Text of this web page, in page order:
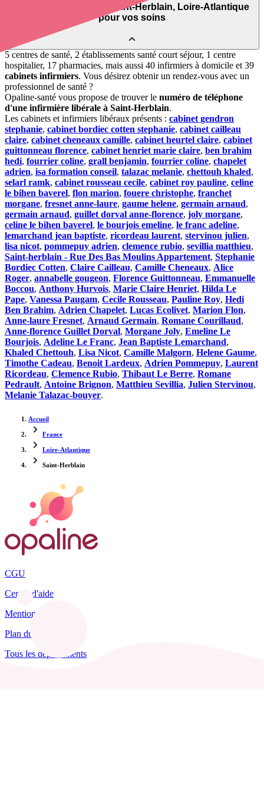
Trouver un cabinet à Saint-Herblain, Loire-Atlantique
pour vos soins
5 centres de santé, 2 établissements santé court séjour, 1 centre
hospitalier, 17 pharmacies, mais aussi 40 infirmiers à domicile et 39
cabinets infirmiers. Vous désirez obtenir un rendez-vous avec un
professionnel de santé ?
Opaline-santé vous propose de trouver le numéro de téléphone
d'une infirmière libérale à Saint-Herblain.
Les cabinets et infirmiers libéraux présents : cabinet gendron
stephanie, cabinet bordiec cotten stephanie, cabinet cailleau
claire, cabinet cheneaux camille, cabinet heurtel claire, cabinet
guittonneau florence, cabinet henriet marie claire, ben brahim
hedi, fourrier coline, grall benjamin, fourrier coline, chapelet
adrien, isa formation conseil, talazac melanie, chettouh khaled,
selarl ramk, cabinet rousseau cecile, cabinet roy pauline, celine
le bihen baverel, flon marion, fouere christophe, franchet
morgane, fresnet anne-laure, gaume helene, germain arnaud,
germain arnaud, guillet dorval anne-florence, joly morgane,
celine le bihen baverel, le bourjois emeline, le franc adeline,
lemarchand jean baptiste, ricordeau laurent, stervinou julien,
lisa nicot, pommepuy adrien, clemence rubio, sevillia matthieu,
Saint-herblain - Rue Des Bas Moulins Appartement, Stephanie
Bordiec Cotten, Claire Cailleau, Camille Cheneaux, Alice
Roger, annabelle gougeon, Florence Guittonneau, Emmanuelle
Boccou, Anthony Hurvois, Marie Claire Henriet, Hilda Le
Pape, Vanessa Paugam, Cecile Rousseau, Pauline Roy, Hedi
Ben Brahim, Adrien Chapelet, Lucas Ecolivet, Marion Flon,
Anne-laure Fresnet, Arnaud Germain, Romane Courillaud,
Anne-florence Guillet Dorval, Morgane Joly, Emeline Le
Bourjois, Adeline Le Franc, Jean Baptiste Lemarchand,
Khaled Chettouh, Lisa Nicot, Camille Malgorn, Helene Gaume,
Timothe Cadeau, Benoit Lardeux, Adrien Pommepuy, Laurent
Ricordeau, Clemence Rubio, Thibaut Le Berre, Romane
Pedrault, Antoine Brignon, Matthieu Sevillia, Julien Stervinou,
Melanie Talazac-bouyer.
Accueil
France
Loire-Atlantique
Saint-Herblain
CGU
Centre d'aide
Mentions légales
Plan du site
Tous les départements